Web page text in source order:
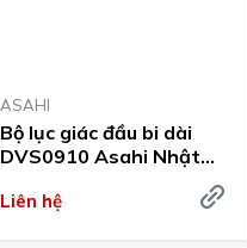
ASAHI
Bộ lục giác đầu bi dài
DVS0910 Asahi Nhật
Liên hệ